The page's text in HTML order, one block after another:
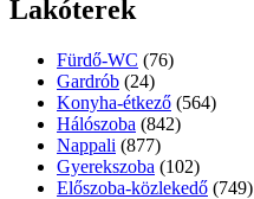
Lakóterek
Fürdő-WC (76)
Gardrób (24)
Konyha-étkező (564)
Hálószoba (842)
Nappali (877)
Gyerekszoba (102)
Előszoba-közlekedő (749)